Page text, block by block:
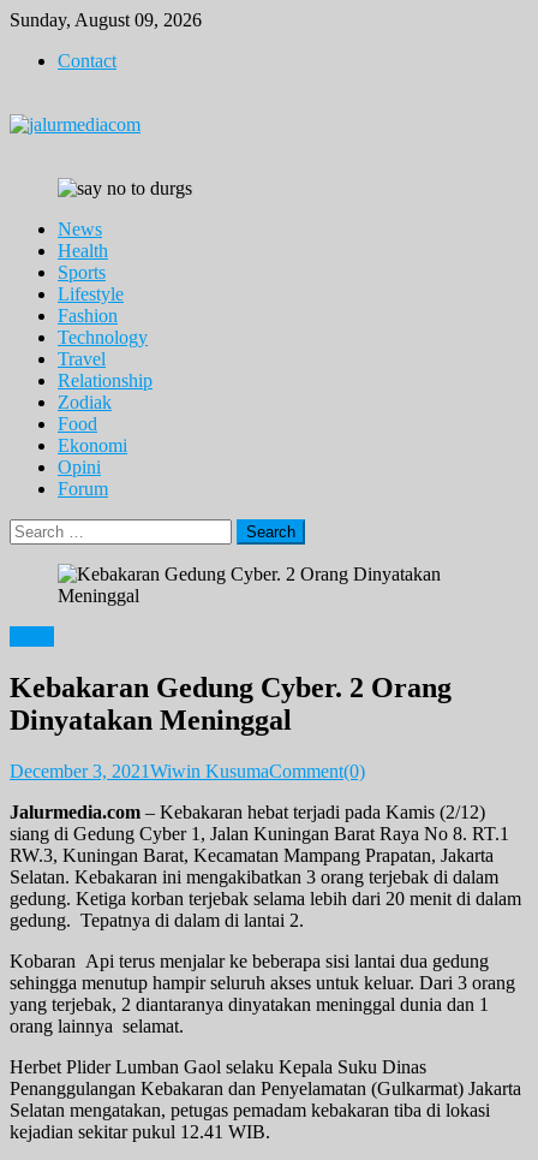
Skip
content
Sunday, August 09, 2026
Contact
News
Health
Sports
Lifestyle
Fashion
Technology
Travel
Relationship
Zodiak
Food
Ekonomi
Opini
Forum
Search
for:
Kebakaran Gedung Cyber. 2 Orang
Dinyatakan Meninggal
December 3, 2021Wiwin KusumaComment(0)
Jalurmedia.com – Kebakaran hebat terjadi pada Kamis (2/12)
siang di Gedung Cyber 1, Jalan Kuningan Barat Raya No 8. RT.1
RW.3, Kuningan Barat, Kecamatan Mampang Prapatan, Jakarta
Selatan. Kebakaran ini mengakibatkan 3 orang terjebak di dalam
gedung. Ketiga korban terjebak selama lebih dari 20 menit di dalam
gedung. Tepatnya di dalam di lantai 2.
Kobaran Api terus menjalar ke beberapa sisi lantai dua gedung
sehingga menutup hampir seluruh akses untuk keluar. Dari 3 orang
yang terjebak, 2 diantaranya dinyatakan meninggal dunia dan 1
orang lainnya selamat.
Herbet Plider Lumban Gaol selaku Kepala Suku Dinas
Penanggulangan Kebakaran dan Penyelamatan (Gulkarmat) Jakarta
Selatan mengatakan, petugas pemadam kebakaran tiba di lokasi
kejadian sekitar pukul 12.41 WIB.